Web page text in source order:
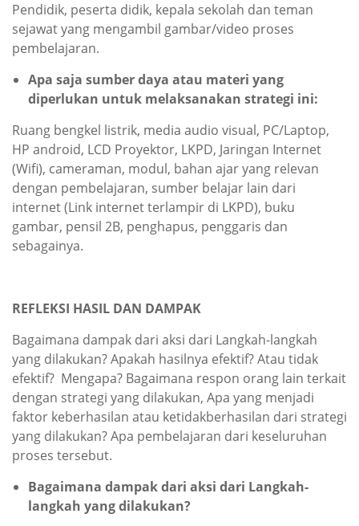
Pendidik, peserta didik, kepala sekolah dan teman
sejawat yang mengambil gambar/video proses
pembelajaran.
Apa saja sumber daya atau materi yang
diperlukan untuk melaksanakan strategi ini:
Ruang bengkel listrik, media audio visual, PC/Laptop,
HP android, LCD Proyektor, LKPD, Jaringan Internet
(Wifi), cameraman, modul, bahan ajar yang relevan
dengan pembelajaran, sumber belajar lain dari
internet (Link internet terlampir di LKPD), buku
gambar, pensil 2B, penghapus, penggaris dan
sebagainya.
REFLEKSI HASIL DAN DAMPAK
Bagaimana dampak dari aksi dari Langkah-langkah
yang dilakukan? Apakah hasilnya efektif? Atau tidak
efektif? Mengapa? Bagaimana respon orang lain terkait
dengan strategi yang dilakukan, Apa yang menjadi
faktor keberhasilan atau ketidakberhasilan dari strategi
yang dilakukan? Apa pembelajaran dari keseluruhan
proses tersebut.
Bagaimana dampak dari aksi dari Langkah-
langkah yang dilakukan?